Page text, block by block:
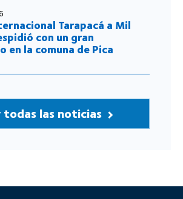
Tarapacá a Mil
con un gran
en la comuna de Pica
todas las noticias